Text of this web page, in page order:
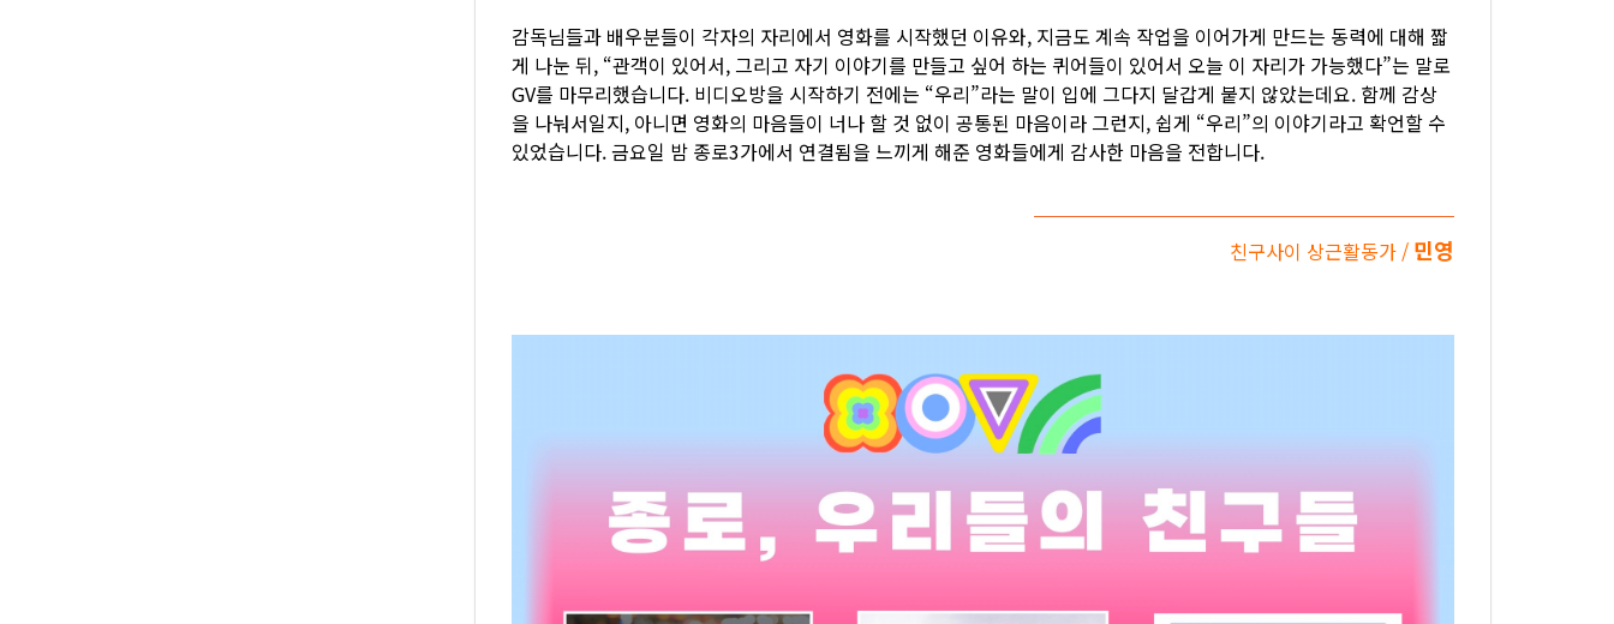
감독님들과 배우분들이 각자의 자리에서 영화를 시작했던 이유와, 지금도 계속 작업을 이어가게 만드는 동력에 대해 짧
게 나눈 뒤, “관객이 있어서, 그리고 자기 이야기를 만들고 싶어 하는 퀴어들이 있어서 오늘 이 자리가 가능했다”는 말로
GV를 마무리했습니다. 비디오방을 시작하기 전에는 “우리”라는 말이 입에 그다지 달갑게 붙지 않았는데요. 함께 감상
을 나눠서일지, 아니면 영화의 마음들이 너나 할 것 없이 공통된 마음이라 그런지, 쉽게 “우리”의 이야기라고 확언할 수
있었습니다. 금요일 밤 종로3가에서 연결됨을 느끼게 해준 영화들에게 감사한 마음을 전합니다.
친구사이 상근활동가 / 민영